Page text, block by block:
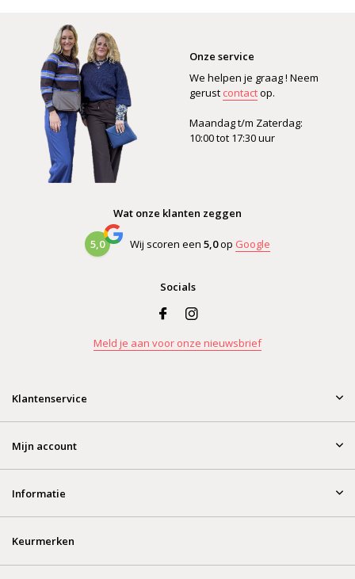
Onze service
We helpen je graag ! Neem
gerust contactop.
Maandag t/m Zaterdag:
10:00 tot 17:30 uur
Wat onze klanten zeggen
5,0 Wij scoren een 5,0op Google
Socials
Meld je aan voor onze nieuwsbrief
Klantenservice
Mijn account
Informatie
Keurmerken